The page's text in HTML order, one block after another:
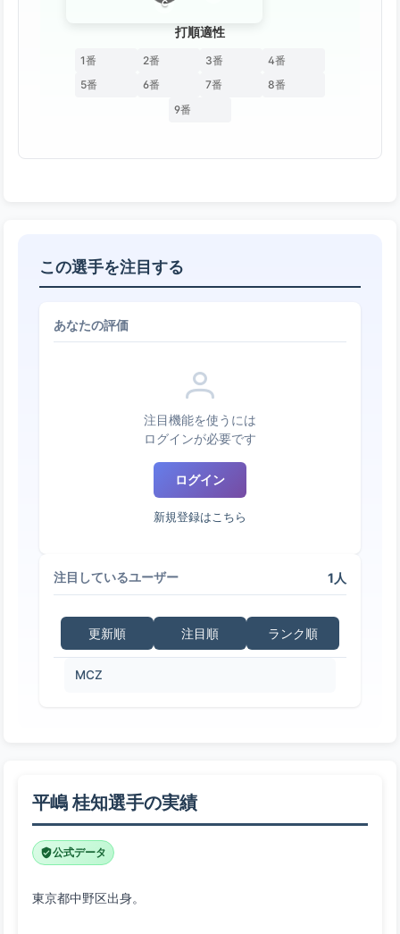
C
打順適性
1番 2番 3番
4番
5番
6番 7番
8番
9番
この選手を注目する
あなたの評価
注目機能を使うには
ログインが必要です
ログイン
新規登録はこちら
注目しているユーザー 1人
更新順 注目順 ランク順
MCZ
平嶋 桂知選手の実績
公式データ